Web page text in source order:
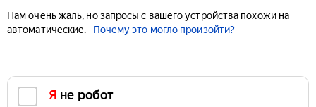
Нам очень жаль, но запросы с вашего устройства похожи на
автоматические.
Почему это могло произойти?
Я не робот